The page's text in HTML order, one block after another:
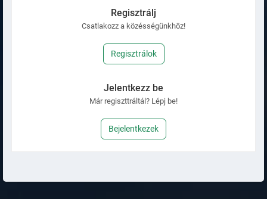
Regisztrálj
Csatlakozz a közésségünkhöz!
Regisztrálok
Jelentkezz be
Már regiszttráltál? Lépj be!
Bejelentkezek